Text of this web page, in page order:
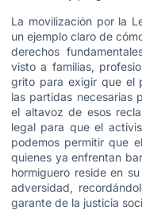
La movilización por la
un ejemplo claro de
derechos
visto a familias,
grito para exigir que el
las partidas necesarias
el altavoz de esos
legal para que el
podemos permitir que
quienes ya enfrentan
hormiguero reside en
adversidad,
garante de la justicia